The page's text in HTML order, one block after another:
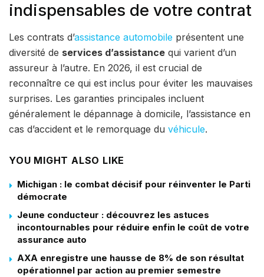
indispensables de votre contrat
Les contrats d’assistance automobile présentent une
diversité de services d’assistance qui varient d’un
assureur à l’autre. En 2026, il est crucial de
reconnaître ce qui est inclus pour éviter les mauvaises
surprises. Les garanties principales incluent
généralement le dépannage à domicile, l’assistance en
cas d’accident et le remorquage du véhicule.
YOU MIGHT ALSO LIKE
Michigan : le combat décisif pour réinventer le Parti
démocrate
Jeune conducteur : découvrez les astuces
incontournables pour réduire enfin le coût de votre
assurance auto
AXA enregistre une hausse de 8% de son résultat
opérationnel par action au premier semestre